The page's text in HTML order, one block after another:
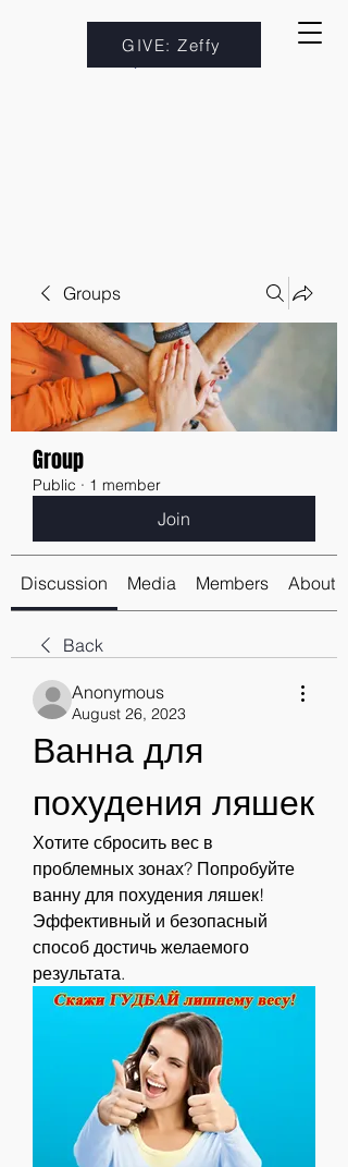
GIVE: Zeffy
Groups
Group
Public · 1 member
Join
Discussion Media Members About
Back
Anonymous
August 26, 2023
Ванна для
похудения ляшек
Хотите сбросить вес в
проблемных зонах? Попробуйте
ванну для похудения ляшек!
Эффективный и безопасный
способ достичь желаемого
результата.